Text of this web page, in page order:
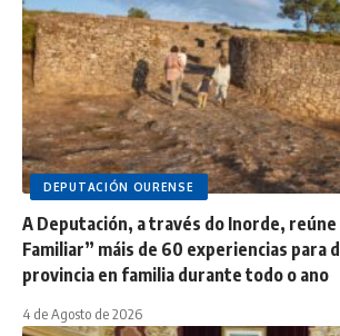
DEPUTACIÓN OURENSE
A Deputación, a través do Inorde,
Familiar” máis de 60 experiencias para
provincia en familia durante todo o ano
4 de Agosto de 2026